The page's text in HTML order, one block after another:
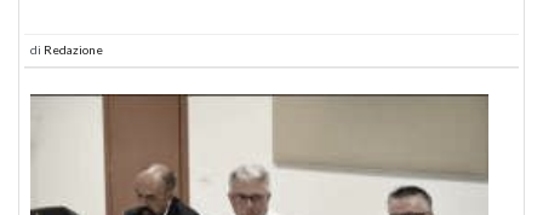
di Redazione